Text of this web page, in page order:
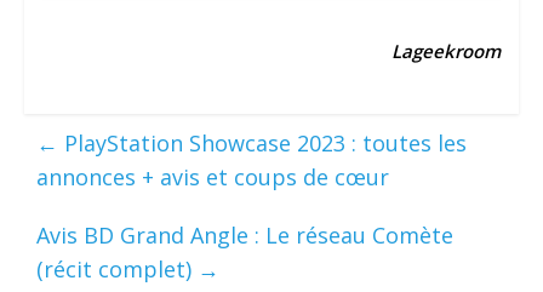
Lageekroom
← PlayStation Showcase 2023 : toutes les
annonces + avis et coups de cœur
Avis BD Grand Angle : Le réseau Comète
(récit complet) →